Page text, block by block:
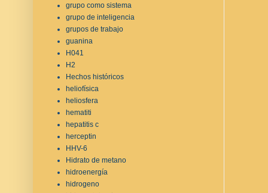
grupo como sistema
grupo de inteligencia
grupos de trabajo
guanina
H041
H2
Hechos históricos
heliofísica
heliosfera
hematiti
hepatitis c
herceptin
HHV-6
Hidrato de metano
hidroenergía
hidrogeno